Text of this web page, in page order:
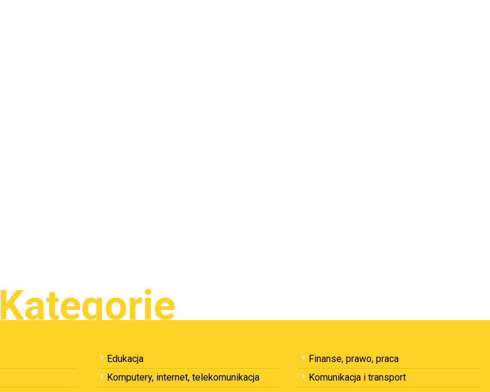
Kategorie
Edukacja
Finanse, prawo, praca
Komputery, internet, telekomunikacja
Komunikacja i transport